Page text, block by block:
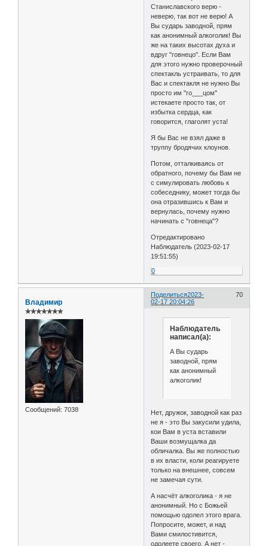
Станиславского верю -
неверю, так вот не верю! А
Вы сударь заводной, прям
как анонимный алкоголик! Вы
же на таких высотах духа и
вдруг "говнецо". Если Вам
для этого нужно проверочный
спектакль устраивать, то для
Вас и спектакля не нужно Вы
просто им "го___цом"
истекаете просто так, от
избытка сердца, как
говорится, глаголят уста!
Я бы Вас не взял даже в
труппу бродячих клоунов.
Потом, отталкиваясь от
обратного, почему бы Вам не
с симулировать любовь к
собеседнику, может тогда бы
она отразившись к Вам и
вернулась, почему нужно
начинать с "говнеца"?
Отредактировано
Наблюдатель (2023-02-17
19:51:55)
0
Поделиться 70
2023-
02-17 20:04:26
Владимир
✯✯✯✯✯✯✯
Сообщений: 7038
Наблюдатель
написал(а):
А Вы сударь
заводной, прям
как анонимный
алкоголик!
Нет, дружок, заводной как раз
не я - это Вы закусили удила,
кои Вам в уста вставили
Ваши возмущалка да
обличалка. Вы же полностью
в их власти, коли реагируете
только на внешнее, совсем
не замечая сути.
А насчёт алкоголика - я не
анонимный. Но с Божьей
помощью одолел этого врага.
Попросите, может, и над
Вами смилостивится,
одолеете своего. А нет -